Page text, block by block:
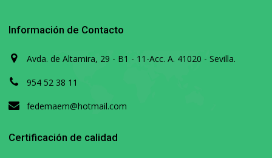
Información de Contacto
Avda. de Altamira, 29 - B1 - 11-Acc. A. 41020 - Sevilla.
954 52 38 11
fedemaem@hotmail.com
Certificación de calidad